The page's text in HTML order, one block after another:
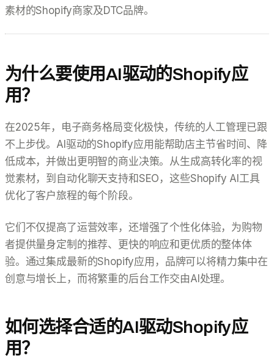
素材的Shopify商家及DTC品牌。
为什么要使用AI驱动的Shopify应
用？
在2025年，电子商务格局变化极快，传统的人工管理已跟
不上步伐。AI驱动的Shopify应用能帮助店主节省时间、降
低成本，并做出更明智的商业决策。从生成高转化率的视
觉素材，到自动化聊天支持和SEO，这些Shopify AI工具
优化了客户旅程的每个阶段。
它们不仅提高了运营效率，还增强了个性化体验，为购物
者提供量身定制的推荐、更快的响应和更优质的整体体
验。通过集成最新的Shopify应用，品牌可以将精力集中在
创意与增长上，而将繁重的后台工作交由AI处理。
如何选择合适的AI驱动Shopify应
用？